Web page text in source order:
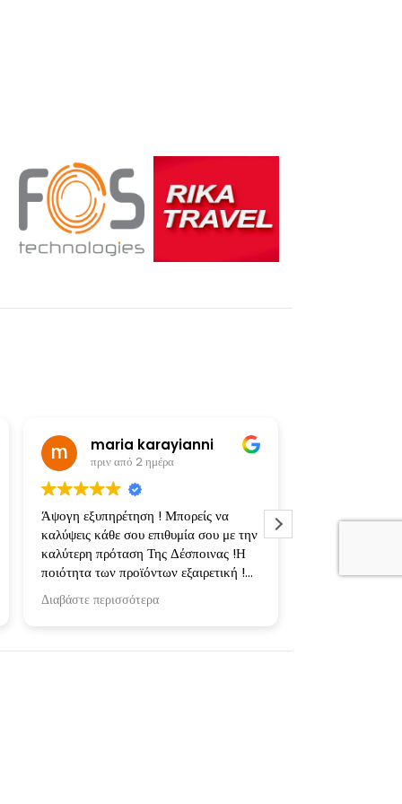
maria karayianni
πριν από 2 ημέρα
Άψογη εξυπηρέτηση ! Μπορείς να
καλύψεις κάθε σου επιθυμία σου με την
καλύτερη πρόταση Της Δέσποινας !Η
ποιότητα των προϊόντων εξαιρετική !
Ευχαριστώ πολύ για την συνεργασία !
Διαβάστε περισσότερα
Υπέροχες,
αγαπημένους